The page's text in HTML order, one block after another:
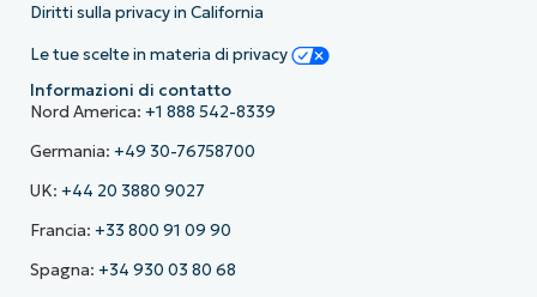
Diritti sulla privacy in California
Le tue scelte in materia di privacy
Informazioni di contatto
Nord America: +1 888 542-8339
Germania: +49 30-76758700
UK: +44 20 3880 9027
Francia: +33 800 91 09 90
Spagna: +34 930 03 80 68